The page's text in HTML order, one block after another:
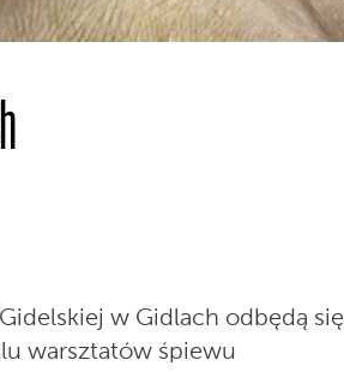
w Gidlach odbędą się
warsztatów śpiewu